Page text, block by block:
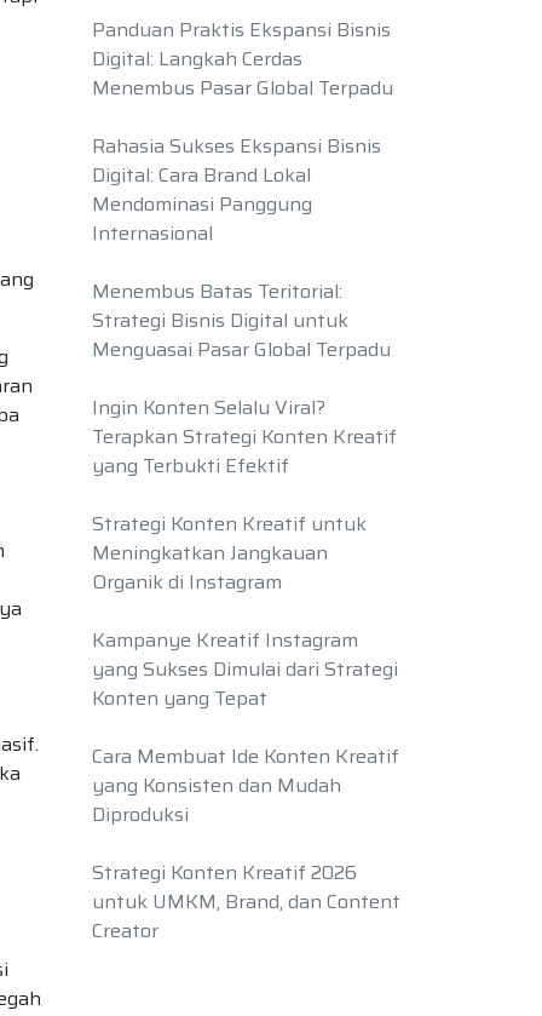
Panduan Praktis Ekspansi Bisnis
Digital: Langkah Cerdas
Menembus Pasar Global Terpadu
Rahasia Sukses Ekspansi Bisnis
Digital: Cara Brand Lokal
Mendominasi Panggung
Internasional
Menembus Batas Teritorial:
Strategi Bisnis Digital untuk
Menguasai Pasar Global Terpadu
Ingin Konten Selalu Viral?
Terapkan Strategi Konten Kreatif
yang Terbukti Efektif
Strategi Konten Kreatif untuk
Meningkatkan Jangkauan
Organik di Instagram
Kampanye Kreatif Instagram
yang Sukses Dimulai dari Strategi
Konten yang Tepat
Cara Membuat Ide Konten Kreatif
yang Konsisten dan Mudah
Diproduksi
Strategi Konten Kreatif 2026
untuk UMKM, Brand, dan Content
Creator